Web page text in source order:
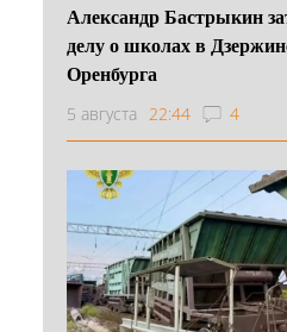
Александр Бастрыкин
делу о школах в
Оренбурга
5 августа 22:44 4